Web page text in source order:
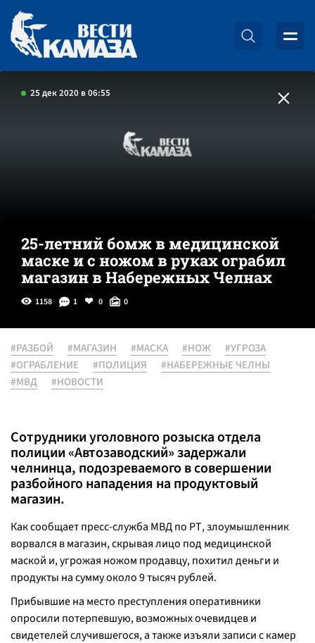
25 дек 2020 в 06:55
25-летний бомж в медицинской
маске и с ножом в руках ограбил
магазин в Набережных Челнах
1158 1 0 0
#РАЗБОЙ #МАГАЗИН #МАСКА #НОЖ
#УГРОЗА
#ОГРАБЛЕНИЕ
#ПОЛИЦИЯ
#НАБЕРЕЖНЫЕ ЧЕЛНЫ
#МВД
#НОВОСТИ
Сотрудники уголовного розыска отдела
полиции «Автозаводский» задержали
челнинца, подозреваемого в совершении
разбойного нападения на продуктовый
магазин.
Как сообщает пресс-служба МВД по РТ, злоумышленник
ворвался в магазин, скрывая лицо под медицинской
маской и, угрожая ножом продавцу, похитил деньги и
продукты на сумму около 9 тысяч рублей.
Прибывшие на место преступления оперативники
опросили потерпевшую, возможных очевидцев и
свидетелей случившегося, а также изъяли записи с камер